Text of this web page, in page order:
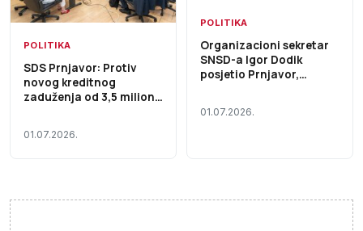
POLITIKA
SDS Prnjavor: Protiv
novog kreditnog
zaduženja od 3,5 miliona
01.07.2026.
POLITIKA
Organizacioni sekretar
SNSD-a Igor Dodik
posjetio Prnjavor,
01.07.2026.